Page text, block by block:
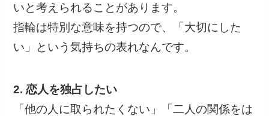
いと考えられることがあります。
指輪は特別な意味を持つので、「大切にした
い」という気持ちの表れなんです。
2. 恋人を独占したい
「他の人に取られたくない」「二人の関係をは